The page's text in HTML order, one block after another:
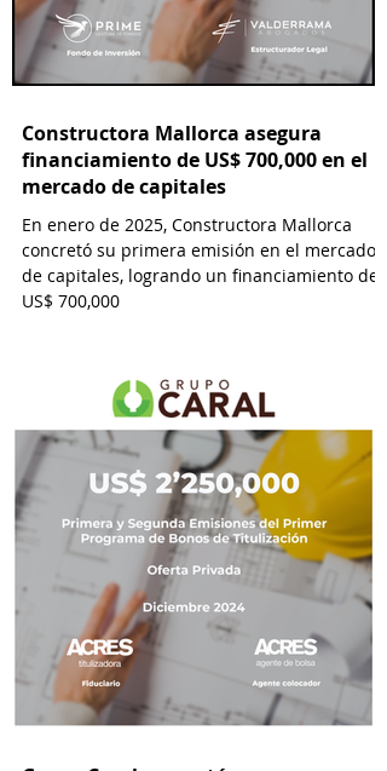
Constructora Mallorca asegura
financiamiento de US$ 700,000 en el
mercado de capitales
En enero de 2025, Constructora Mallorca
concretó su primera emisión en el mercado
de capitales, logrando un financiamiento de
US$ 700,000